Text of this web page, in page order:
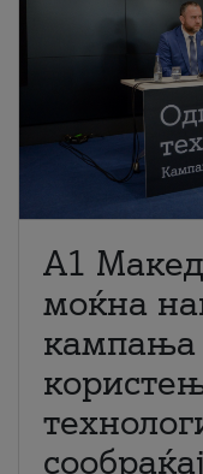
A1
моќна
кампања